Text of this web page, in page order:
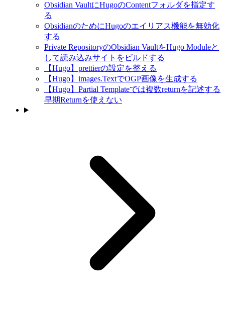
Obsidian VaultにHugoのContentフォルダを指定す
る
ObsidianのためにHugoのエイリアス機能を無効化
する
Private RepositoryのObsidian VaultをHugo Moduleと
して読み込みサイトをビルドする
【Hugo】prettierの設定を整える
【Hugo】images.TextでOGP画像を生成する
【Hugo】Partial Templateでは複数returnを記述する
早期Returnを使えない